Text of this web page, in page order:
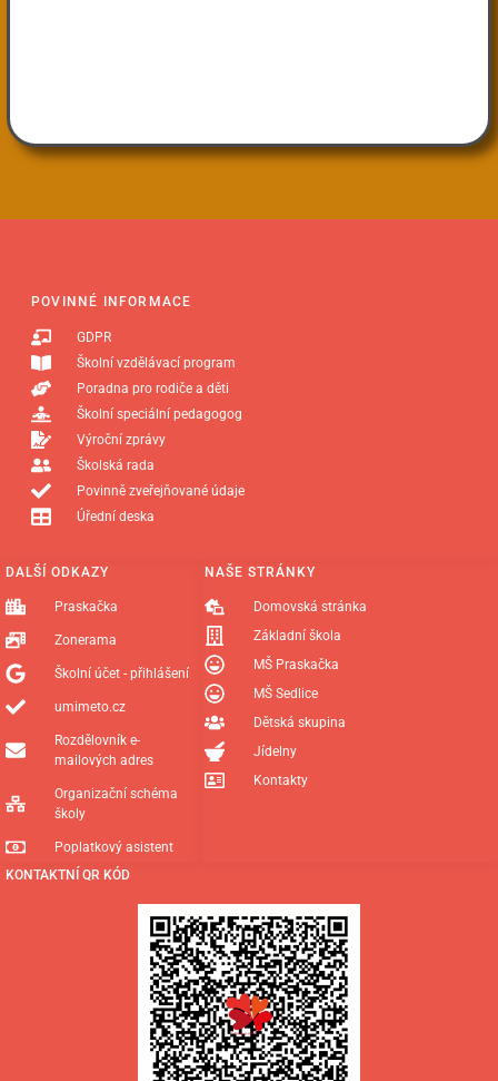
KONTAKTNÍ QR KÓD
NAŠE STRÁNKY
Domovská stránka
Základní škola
MŠ Praskačka
MŠ Sedlice
Dětská skupina
Jídelny
Kontakty
DALŠÍ ODKAZY
Praskačka
Zonerama
Školní účet - přihlášení
umimeto.cz
Rozdělovník e-
mailových adres
Organizační schéma
školy
Poplatkový asistent
POVINNÉ INFORMACE
GDPR
Školní vzdělávací program
Poradna pro rodiče a děti
Školní speciální pedagogog
Výroční zprávy
Školská rada
Povinně zveřejňované údaje
Úřední deska